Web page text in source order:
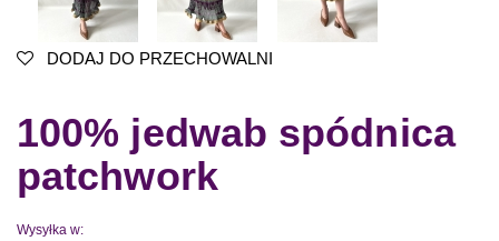
DODAJ DO PRZECHOWALNI
100% jedwab spódnica
patchwork
Wysyłka w: